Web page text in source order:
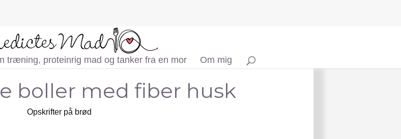
træning, proteinrig mad og tanker fra en mor Om mig
boller med fiber husk
Opskrifter på brød